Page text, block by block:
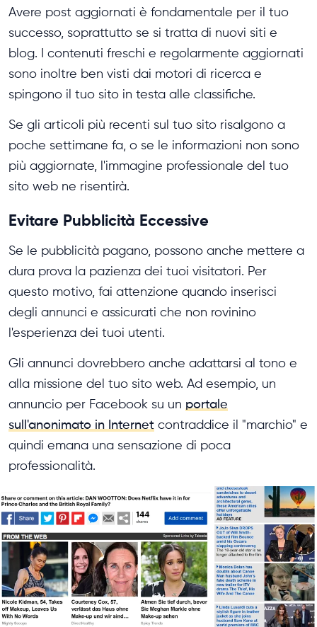
Avere post aggiornati è fondamentale per il tuo
successo, soprattutto se si tratta di nuovi siti e
blog. I contenuti freschi e regolarmente aggiornati
sono inoltre ben visti dai motori di ricerca e
spingono il tuo sito in testa alle classifiche.
Se gli articoli più recenti sul tuo sito risalgono a
poche settimane fa, o se le informazioni non sono
più aggiornate, l'immagine professionale del tuo
sito web ne risentirà.
Evitare Pubblicità Eccessive
Se le pubblicità pagano, possono anche mettere a
dura prova la pazienza dei tuoi visitatori. Per
questo motivo, fai attenzione quando inserisci
degli annunci e assicurati che non rovinino
l'esperienza dei tuoi utenti.
Gli annunci dovrebbero anche adattarsi al tono e
alla missione del tuo sito web. Ad esempio, un
annuncio per Facebook su un portale
sull'anonimato in Internet contraddice il "marchio" e
quindi emana una sensazione di poca
professionalità.